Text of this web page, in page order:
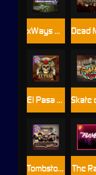
Tombstone No Mercy
El Pasa Gunfight xNudge
xWays Hoarder xSplit
The